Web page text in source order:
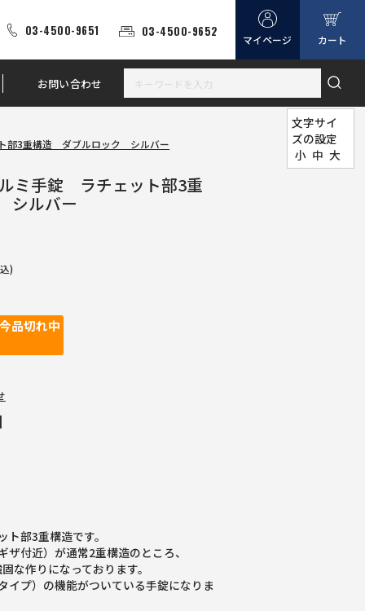
03-4500-9651 03-4500-9652
マイページ カート
お問い合わせ
3重構造 ダブルロック シルバー
手錠 ラチェット部3重
ルバー
)
品切れ中
部3重構造です。
付近）が通常2重構造のところ、
な作りになっております。
イプ）の機能がついている手錠になりま
文字サイ
ズの設定
小 中 大